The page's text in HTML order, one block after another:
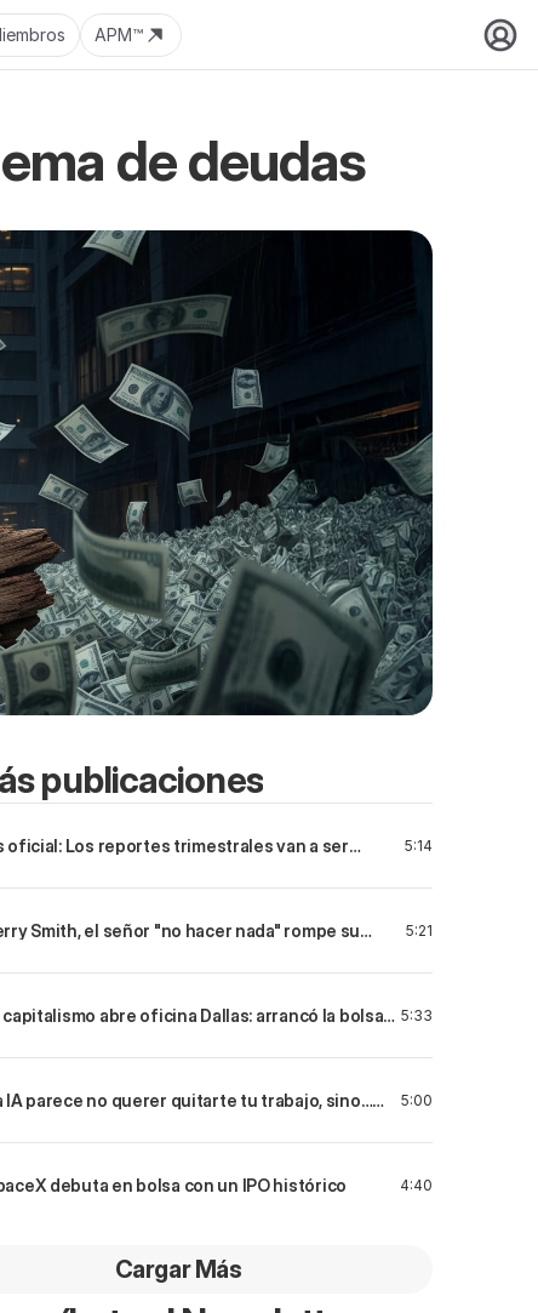
APM™
de deudas
publicaciones
oficial: Los reportes trimestrales van a ser
5:14
Smith, el señor "no hacer nada" rompe su
5:21
capitalismo abre oficina Dallas: arrancó la bolsa
5:33
IA parece no querer quitarte tu trabajo, sino…
5:00
debuta en bolsa con un IPO histórico 4:40
Cargar Más